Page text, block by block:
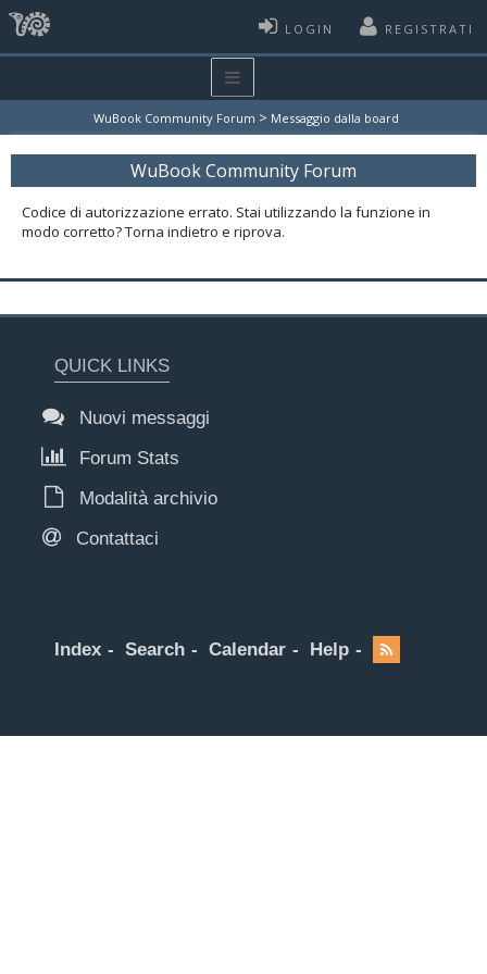
LOGIN REGISTRATI
WuBook Community Forum > Messaggio dalla board
WuBook Community Forum
Codice di autorizzazione errato. Stai utilizzando la funzione in
modo corretto? Torna indietro e riprova.
QUICK LINKS
Nuovi messaggi
Forum Stats
Modalità archivio
Contattaci
Index Search Calendar Help